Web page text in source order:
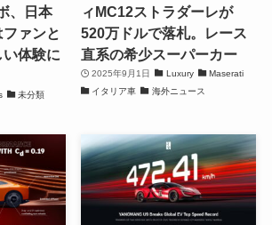
、日本
ァンと
体験に
未分類
ィMC12ストラダーレが
520万ドルで落札。レース
直系の希少スーパーカー
2025年9月1日 Luxury
Maserati
イタリア車
海外ニュース